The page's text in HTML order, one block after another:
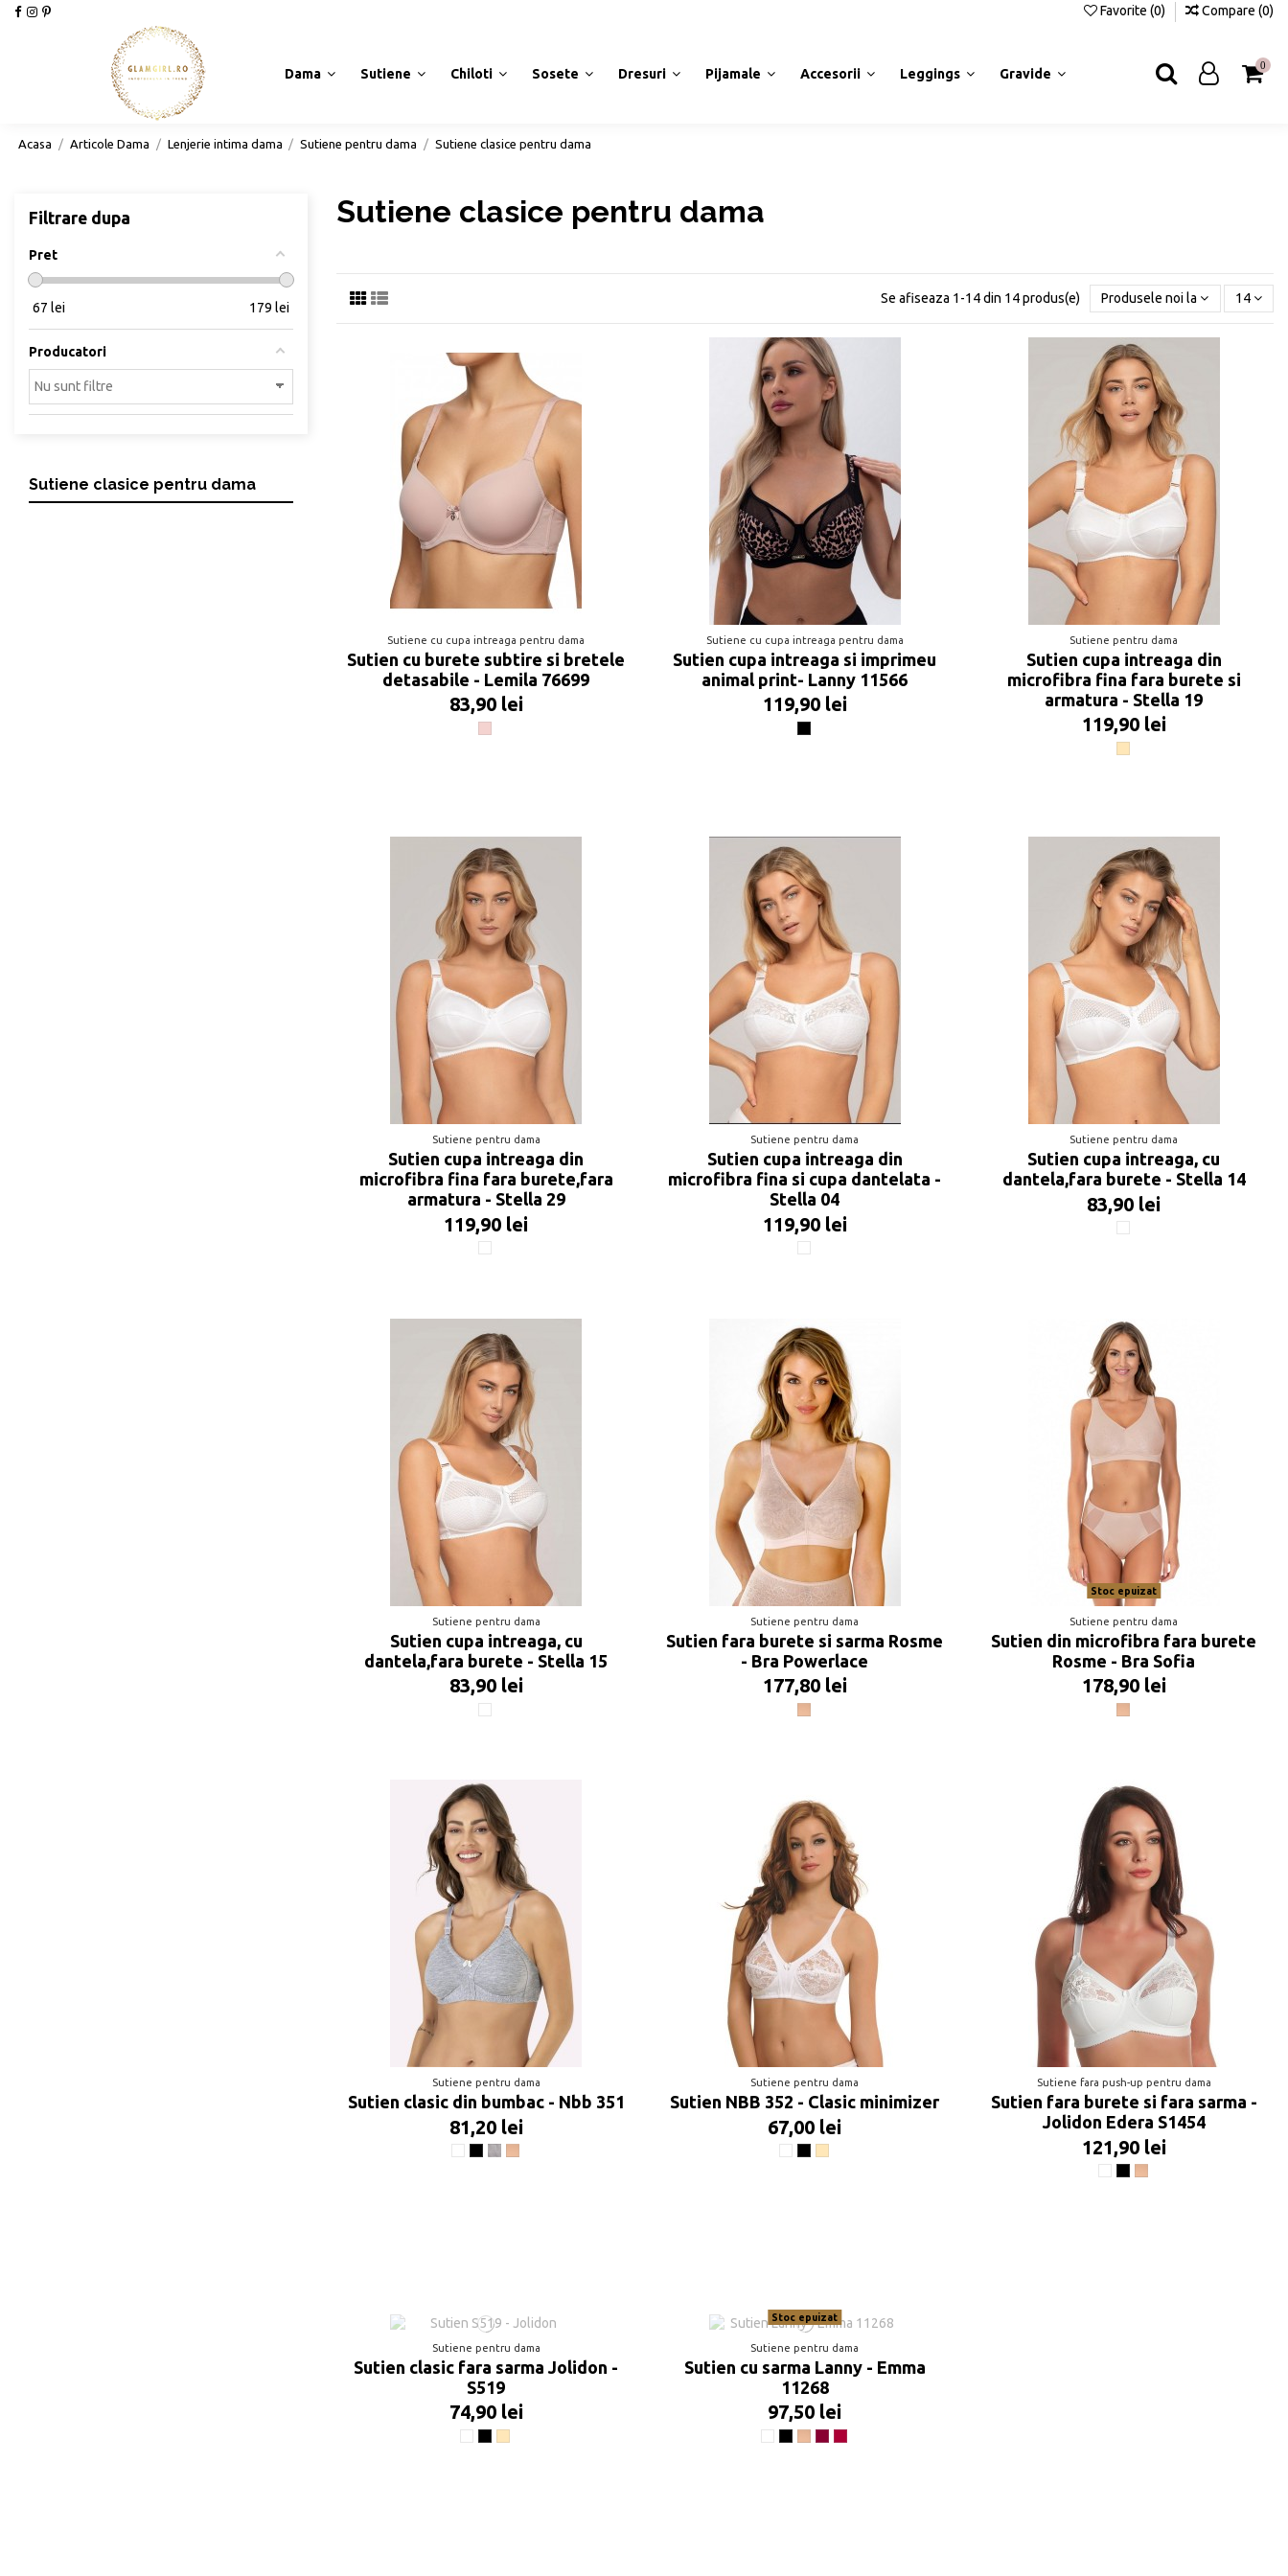
Favorite (0) Compare (0)
Dama Sutiene Chiloti Sosete Dresuri Pijamale Accesorii Leggings Gravide
0
Acasa Articole Dama Lenjerie intima dama Sutiene pentru dama Sutiene clasice pentru dama
Sutiene clasice pentru dama
Se afiseaza 1-14 din 14 produs(e) Produsele noi la inceput14
Sutiene cu cupa intreaga pentru dama
Sutien cu burete subtire si bretele
detasabile - Lemila 76699
83,90 lei
Poudre
Sutiene cu cupa intreaga pentru dama
Sutien cupa intreaga si imprimeu
animal print- Lanny 11566
119,90 lei
Negru/Animal Print
Sutiene pentru dama
Sutien cupa intreaga din
microfibra fina fara burete si
armatura - Stella 19
119,90 lei
Bej
Sutiene pentru dama
Sutien cupa intreaga din
microfibra fina fara burete,fara
armatura - Stella 29
119,90 lei
Alb
Sutiene pentru dama
Sutien cupa intreaga din
microfibra fina si cupa dantelata -
Stella 04
119,90 lei
Alb
Sutiene pentru dama
Sutien cupa intreaga, cu
dantela,fara burete - Stella 14
83,90 lei
Alb
Sutiene pentru dama
Sutien cupa intreaga, cu
dantela,fara burete - Stella 15
83,90 lei
Alb
Sutiene pentru dama
Sutien fara burete si sarma Rosme
- Bra Powerlace
177,80 lei
Nude
Stoc epuizat
Sutiene pentru dama
Sutien din microfibra fara burete
Rosme - Bra Sofia
178,90 lei
Nude
Sutiene pentru dama
Sutien clasic din bumbac - Nbb 351
81,20 lei
AlbNegruGri melanj
Nude
Sutiene pentru dama
Sutien NBB 352 - Clasic minimizer
67,00 lei
AlbNegru
Bej
Sutiene fara push-up pentru dama
Sutien fara burete si fara sarma -
Jolidon Edera S1454
121,90 lei
AlbNegruNude
Sutiene pentru dama
Sutien clasic fara sarma Jolidon -
S519
74,90 lei
AlbNegru
Bej
Stoc epuizat
Sutiene pentru dama
Sutien cu sarma Lanny - Emma
11268
97,50 lei
AlbNegru
NudePlumeCherry Red
Filtrare dupa
Pret
67 lei 179 lei
Producatori
Sutiene clasice pentru dama